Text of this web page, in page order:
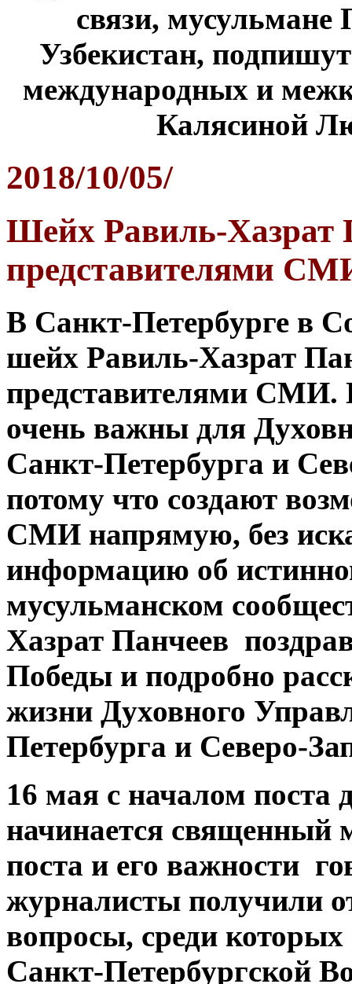
связи, мусульмане
Узбекистан,
международных и
Калясиной
2018/10/05/
Шейх Равиль-Хазрат
представителями
В Санкт-Петербурге в
шейх Равиль-Хазрат
представителями СМИ.
очень важны для
Санкт-Петербурга и
потому что создают
СМИ напрямую, без
информацию об
мусульманском
Хазрат Панчеев
Победы и подробно
жизни Духовного
Петербурга и Северо-
16 мая с началом
начинается священный
поста и его важности
журналисты получили
вопросы, среди которых
Санкт-Петербургской